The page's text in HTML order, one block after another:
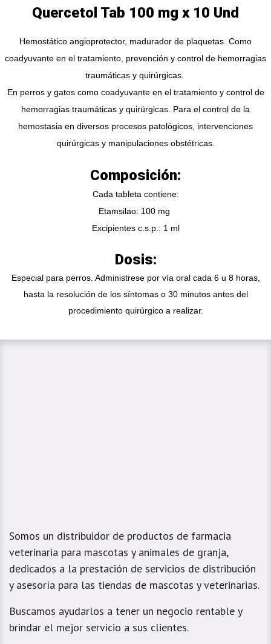
Quercetol Tab 100 mg x 10 Und
Hemostático angioprotector, madurador de plaquetas. Como
coadyuvante en el tratamiento, prevención y control de hemorragias
traumáticas y quirúrgicas.
En perros y gatos como coadyuvante en el tratamiento y control de
hemorragias traumáticas y quirúrgicas. Para el control de la
hemostasia en diversos procesos patológicos, intervenciones
quirúrgicas y manipulaciones obstétricas.
Composición:
Cada tableta contiene:
Etamsilao: 100 mg
Excipientes c.s.p.: 1 ml
Dosis:
Especial para perros. Administrese por vía oral cada 6 u 8 horas,
hasta la resolución de los síntomas o 30 minutos antes del
procedimiento quirúrgico a realizar.
Somos un distribuidor de productos de farmacia
veterinaria para mascotas y animales de granja,
dedicados a la prestación de servicios de distribución
y asesoría para las tiendas de mascotas y veterinarias.
Buscamos ayudarlos a tener un negocio rentable y
brindar el mejor servicio a sus clientes.